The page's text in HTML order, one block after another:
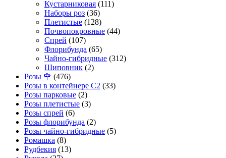
Кустарниковая (111)
Наборы роз (36)
Плетистые (128)
Почвопокровные (44)
Спрей (107)
Флорибунда (65)
Чайно-гибридные (312)
Шиповник (2)
Розы 🌹 (476)
Розы в контейнере С2 (33)
Розы парковые (2)
Розы плетистые (3)
Розы спрей (6)
Розы флорибунда (2)
Розы чайно-гибридные (5)
Ромашка (8)
Рудбекия (13)